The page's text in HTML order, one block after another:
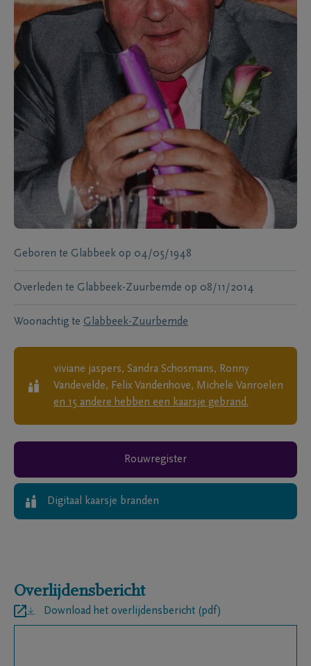
Geboren te Glabbeek op 04/05/1948
Overleden te Glabbeek-Zuurbemde op 08/11/2014
Woonachtig te Glabbeek-Zuurbemde
viviane jaspers, Sandra Schosmans, Ronny
Vandevelde, Felix Vandenhove, Michele Vanroelen
en 15 andere hebben een kaarsje gebrand.
Rouwregister
Digitaal kaarsje branden
Overlijdensbericht
Download het overlijdensbericht (pdf)